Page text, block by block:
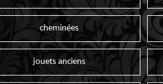
cheminées
jouets anciens